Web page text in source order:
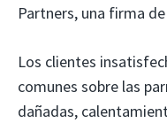
Partners, una firma
Los clientes
comunes sobre las
dañadas,